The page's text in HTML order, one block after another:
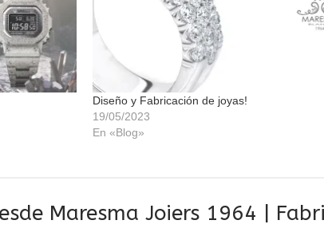
Diseño y Fabricación de joyas!
19/05/2023
En «Blog»
Maresma Joiers 1964 |